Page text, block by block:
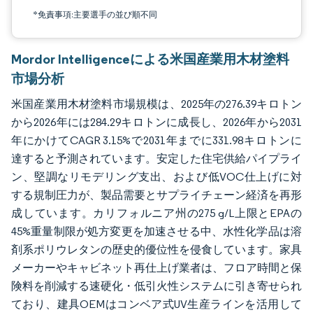
*免責事項:主要選手の並び順不同
Mordor Intelligenceによる米国産業用木材塗料
市場分析
米国産業用木材塗料市場規模は、2025年の276.39キロトン
から2026年には284.29キロトンに成長し、2026年から2031
年にかけてCAGR 3.15%で2031年までに331.98キロトンに
達すると予測されています。安定した住宅供給パイプライ
ン、堅調なリモデリング支出、および低VOC仕上げに対
する規制圧力が、製品需要とサプライチェーン経済を再形
成しています。カリフォルニア州の275 g/L上限とEPAの
45%重量制限が処方変更を加速させる中、水性化学品は溶
剤系ポリウレタンの歴史的優位性を侵食しています。家具
メーカーやキャビネット再仕上げ業者は、フロア時間と保
険料を削減する速硬化・低引火性システムに引き寄せられ
ており、建具OEMはコンベア式UV生産ラインを活用して